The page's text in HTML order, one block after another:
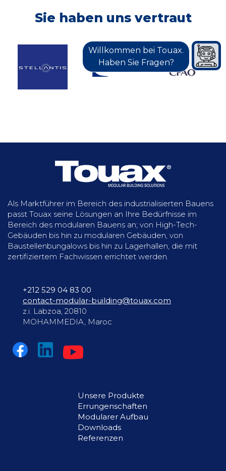
Baustelleneinrichtung.
Sie haben uns vertraut
Als Marktführer im Bereich des industrialisierten Bauens
passt Touax seine Lösungen an Ihre Bedürfnisse im
Bereich des modularen Bauens an; von High-Tech-
Gebäuden bis hin zu modularen Gebäuden, von
Baustellenbungalows bis hin zu Lagerhallen, die mit
zertifiziertem Fachwissen errichtet werden.
+212 529 04 83 00
contact-modular-building@touax.com
z.i. Labzoa, 20810
MOHAMMEDIA, Maroc
Unsere Produkte
Errungenschaften
Modularer Aufbau
Downloads
Referenzen
Willkommen bei Touax.
Haben Sie Fragen?